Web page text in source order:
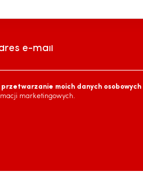
e-mail
przetwarzanie moich danych osobowych
marketingowych.